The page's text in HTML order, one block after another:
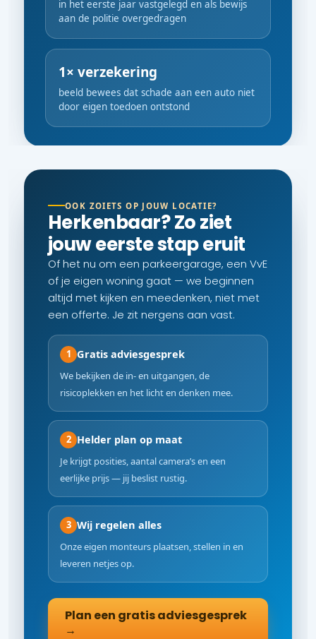
in het eerste jaar vastgelegd en als bewijs
aan de politie overgedragen
1× verzekering
beeld bewees dat schade aan een auto niet
door eigen toedoen ontstond
OOK ZOIETS OP JOUW LOCATIE?
Herkenbaar? Zo ziet
jouw eerste stap eruit
Of het nu om een parkeergarage, een VvE
of je eigen woning gaat — we beginnen
altijd met kijken en meedenken, niet met
een offerte. Je zit nergens aan vast.
1 Gratis adviesgesprek
We bekijken de in- en uitgangen, de
risicoplekken en het licht en denken mee.
2 Helder plan op maat
Je krijgt posities, aantal camera’s en een
eerlijke prijs — jij beslist rustig.
3 Wij regelen alles
Onze eigen monteurs plaatsen, stellen in en
leveren netjes op.
Plan een gratis adviesgesprek
→